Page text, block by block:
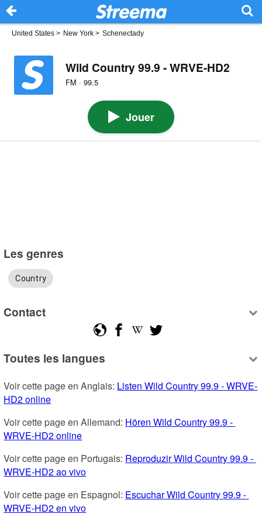
United States > New York > Schenectady
Wild Country 99.9 - WRVE-HD2
FM · 99.5
Jouer
Les genres
Country
Contact
Toutes les langues
Voir cette page en Anglais: Listen Wild Country 99.9 - WRVE-
HD2 online
Voir cette page en Allemand: Hören Wild Country 99.9 -
WRVE-HD2 online
Voir cette page en Portugais: Reproduzir Wild Country 99.9 -
WRVE-HD2 ao vivo
Voir cette page en Espagnol: Escuchar Wild Country 99.9 -
WRVE-HD2 en vivo